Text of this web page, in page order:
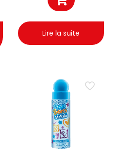
Lire la suite